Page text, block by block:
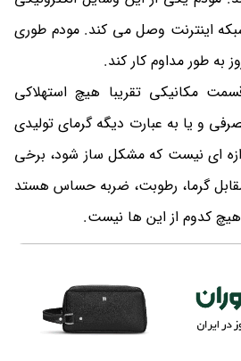
اینترنت وصل می کند. مودم طوری
مکانیکی تقریبا هیچ استهلاکی
و یا به عبارت دیگه گرمای تولیدی
ای نیست که مشکل ساز شود، برخی
گرما، رطوبت، ضربه حساس هستد
کدوم از این ها نیست.